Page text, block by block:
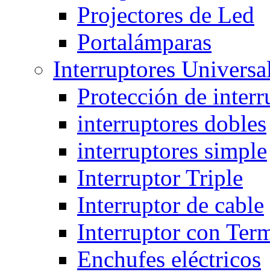
Projectores de Led
Portalámparas
Interruptores
Protección de
interruptores dobles
interruptores simple
Interruptor Triple
Interruptor de cable
Interruptor con
Enchufes eléctricos